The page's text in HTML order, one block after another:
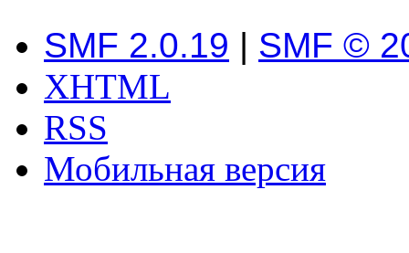
SMF 2.0.19 | SMF ©
XHTML
RSS
Мобильная версия